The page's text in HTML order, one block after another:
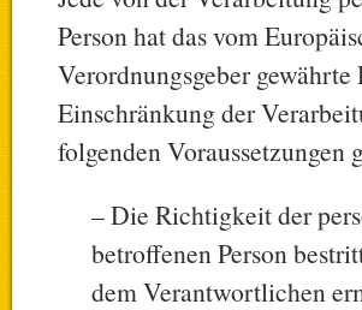
Person hat das vom
Verordnungsgeber
Einschränkung der
folgenden Voraussetzungen
– Die Richtigkeit der
betroffenen Person
dem Verantwortlichen